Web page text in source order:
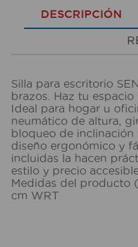
DESCRIPCIÓN
Silla para escritorio
brazos. Haz tu
Ideal para hogar u
neumático de altura,
bloqueo de
diseño ergonómico y
incluidas la hacen
estilo y precio
Medidas del producto
cm WRT